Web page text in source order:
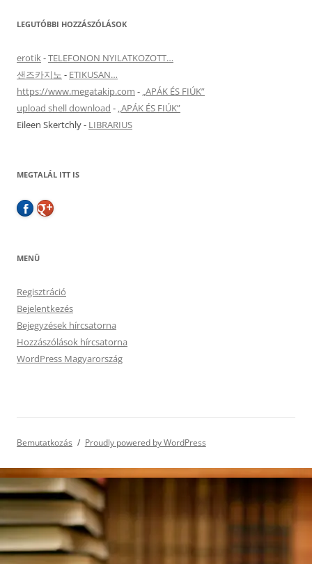
LEGUTÓBBI HOZZÁSZÓLÁSOK
erotik-TELEFONON NYILATKOZOTT…
샌즈카지노 - ETIKUSAN…
https://www.megatakip.com - „APÁK ÉS FIÚK”
upload shell download - „APÁK ÉS FIÚK”
Eileen Skertchly- LIBRARIUS
MEGTALÁL ITT IS
MENÜ
Regisztráció
Bejelentkezés
Bejegyzések hírcsatorna
Hozzászólások hírcsatorna
WordPress Magyarország
Bemutatkozás Proudly powered by WordPress